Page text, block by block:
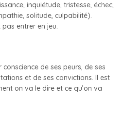
inquiétude, tristesse, échec,
solitude, culpabilité).
entrer en jeu.
de ses peurs, de ses
et de ses convictions. Il est
on va le dire et ce qu’on va